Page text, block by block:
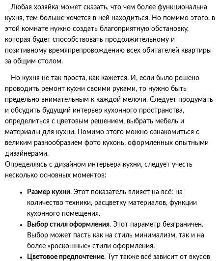
Любая хозяйка может сказать, что чем более функциональна
кухня, тем больше хочется в ней находиться. Но помимо этого, в
этой комнате нужно создать благоприятную обстановку,
которая будет способствовать продолжительному и
позитивному времяпрепровождению всех обитателей квартиры
за общим столом.
Но кухня не так проста, как кажется. И, если было решено
проводить ремонт кухни своими руками, то нужно быть
предельно внимательным к каждой мелочи. Следует продумать
и обсудить будущий интерьер кухонного пространства,
определиться с цветовым решением, выбрать мебель и
материалы для кухни. Помимо этого можно ознакомиться с
великим разнообразием фото кухонь, оформленных опытными
дизайнерами.
Определяясь с дизайном интерьера кухни, следует учесть
несколько основных моментов:
Размер кухни. Этот показатель влияет на всё: на
количество техники, расцветку материалов, функции
кухонного помещения.
Выбор стиля оформления. Этот параметр безграничен.
Выбор может пасть как на стиль минимализм, так и на
более «роскошные» стили оформления.
Цветовое предпочтение. Тут также всё зависит от вкусов